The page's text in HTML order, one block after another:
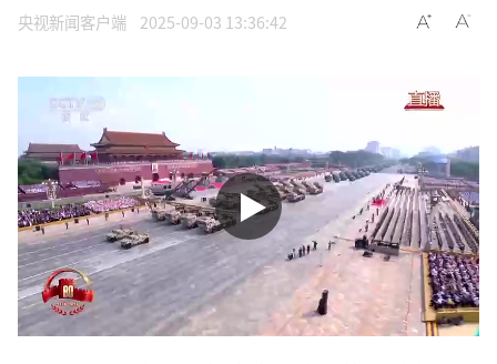
央视新闻客户端 2025-09-03 13:36:42